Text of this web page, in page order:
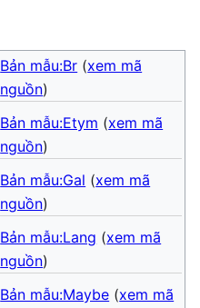
Bản mẫu:Br (xem mã
nguồn)
Bản mẫu:Etym (xem mã
nguồn)
Bản mẫu:Gal (xem mã
nguồn)
Bản mẫu:Lang (xem mã
nguồn)
Bản mẫu:Maybe (xem mã